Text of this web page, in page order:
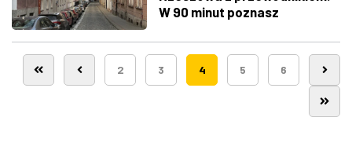
W 90 minut poznasz
Śródmieścia
2 3 4 5 6